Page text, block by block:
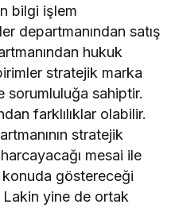
bilgi işlem
departmanından satış
hukuk
stratejik marka
sorumluluğa sahiptir.
farklılıklar olabilir.
stratejik
mesai ile
konuda göstereceği
yine de ortak